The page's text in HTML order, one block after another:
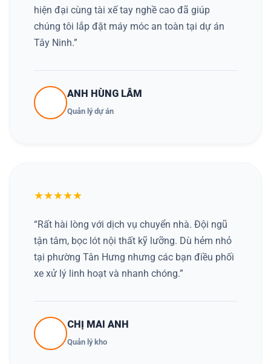
hiện đại cùng tài xế tay nghề cao đã giúp
chúng tôi lắp đặt máy móc an toàn tại dự án
Tây Ninh.”
ANH HÙNG LÂM
Quản lý dự án
★★★★★
“Rất hài lòng với dịch vụ chuyển nhà. Đội ngũ
tận tâm, bọc lót nội thất kỹ lưỡng. Dù hẻm nhỏ
tại phường Tân Hưng nhưng các bạn điều phối
xe xử lý linh hoạt và nhanh chóng.”
CHỊ MAI ANH
Quản lý kho